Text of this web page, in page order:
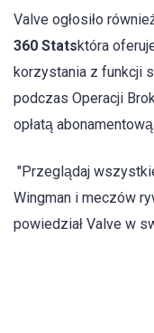
Valve ogłosiło
360 Statsktóra
korzystania z funkcji
podczas Operacji
opłatą abonamentową.
"Przeglądaj
Wingman i meczów
powiedział Valve w